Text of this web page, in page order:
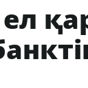
ел